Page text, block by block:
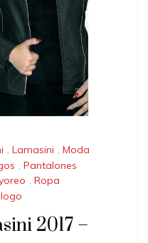
, Lamasini , Moda
, Pantalones
, Ropa
2017 –